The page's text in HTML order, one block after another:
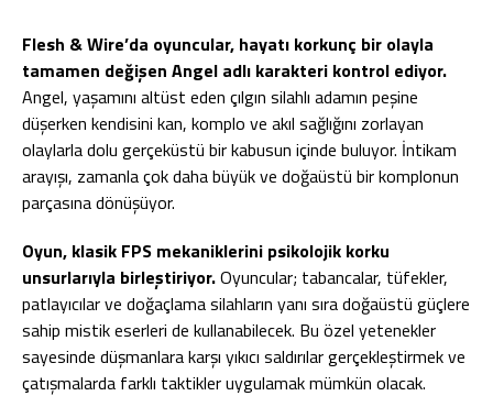
Flesh & Wire’da oyuncular, hayatı korkunç bir olayla
tamamen değişen Angel adlı karakteri kontrol ediyor.
Angel, yaşamını altüst eden çılgın silahlı adamın peşine
düşerken kendisini kan, komplo ve akıl sağlığını zorlayan
olaylarla dolu gerçeküstü bir kabusun içinde buluyor. İntikam
arayışı, zamanla çok daha büyük ve doğaüstü bir komplonun
parçasına dönüşüyor.
Oyun, klasik FPS mekaniklerini psikolojik korku
unsurlarıyla birleştiriyor.Oyuncular; tabancalar, tüfekler,
patlayıcılar ve doğaçlama silahların yanı sıra doğaüstü güçlere
sahip mistik eserleri de kullanabilecek. Bu özel yetenekler
sayesinde düşmanlara karşı yıkıcı saldırılar gerçekleştirmek ve
çatışmalarda farklı taktikler uygulamak mümkün olacak.